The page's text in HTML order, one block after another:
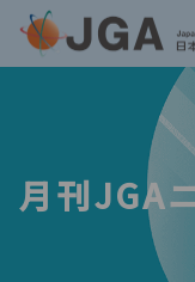
月刊JGA